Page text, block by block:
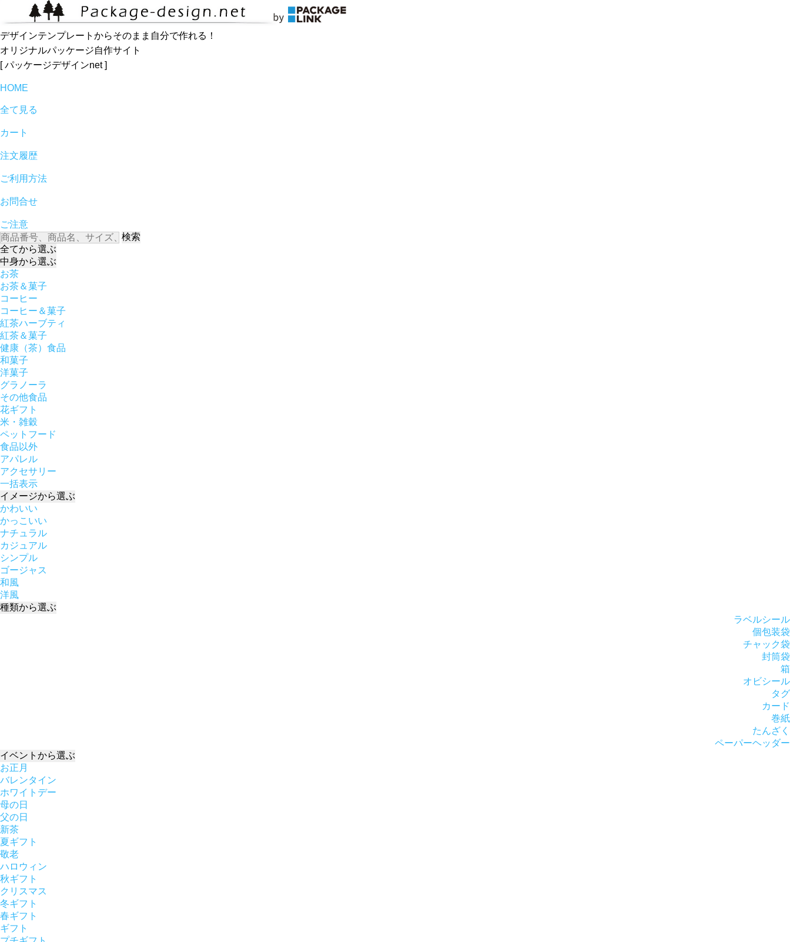
デザインテンプレートからそのまま自分で作れる！
オリジナルパッケージ自作サイト
[ パッケージデザインnet ]
HOME
全て見る
カート
注文履歴
ご利用方法
お問合せ
ご注意
検索
全てから選ぶ
中身から選ぶ
お茶
お茶＆菓子
コーヒー
コーヒー＆菓子
紅茶ハーブティ
紅茶＆菓子
健康（茶）食品
和菓子
洋菓子
グラノーラ
その他食品
花ギフト
米・雑穀
ペットフード
食品以外
アパレル
アクセサリー
一括表示
イメージから選ぶ
かわいい
かっこいい
ナチュラル
カジュアル
シンプル
ゴージャス
和風
洋風
種類から選ぶ
ラベルシール
個包装袋
チャック袋
封筒袋
箱
オビシール
タグ
カード
巻紙
たんざく
ペーパーヘッダー
イベント から選ぶ
お正月
バレンタイン
ホワイトデー
母の日
父の日
新茶
夏ギフト
敬老
ハロウィン
秋ギフト
クリスマス
冬ギフト
春ギフト
ギフト